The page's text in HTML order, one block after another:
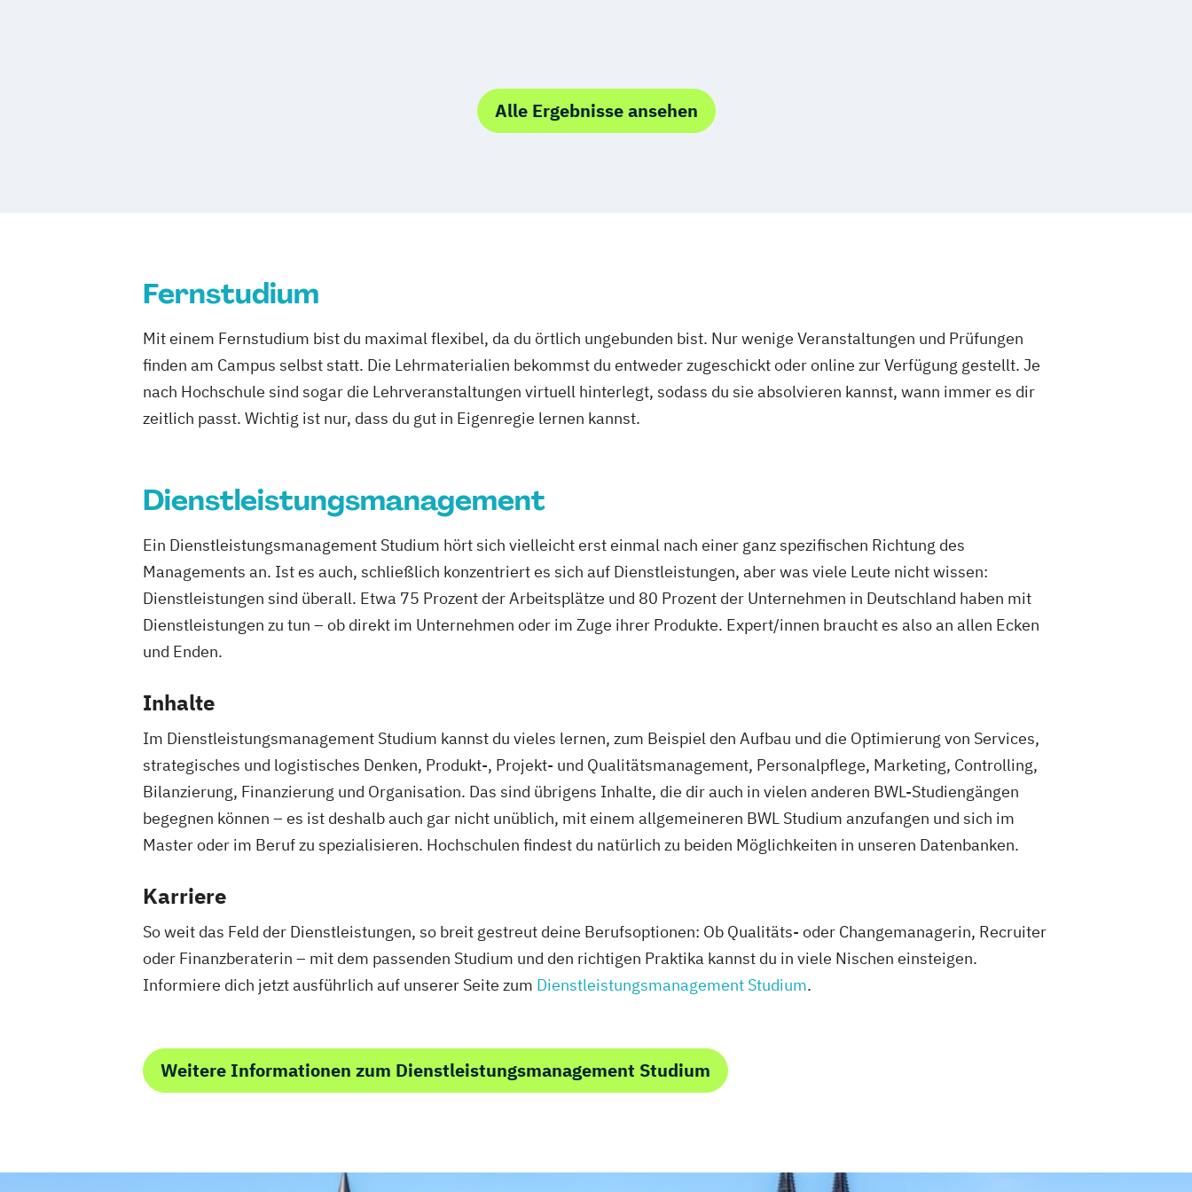
Alle Ergebnisse ansehen
Fernstudium
Mit einem Fernstudium bist du maximal flexibel, da du örtlich ungebunden bist. Nur wenige Veranstaltungen und Prüfungen
finden am Campus selbst statt. Die Lehrmaterialien bekommst du entweder zugeschickt oder online zur Verfügung gestellt. Je
nach Hochschule sind sogar die Lehrveranstaltungen virtuell hinterlegt, sodass du sie absolvieren kannst, wann immer es dir
zeitlich passt. Wichtig ist nur, dass du gut in Eigenregie lernen kannst.
Dienstleistungsmanagement
Ein Dienstleistungsmanagement Studium hört sich vielleicht erst einmal nach einer ganz spezifischen Richtung des
Managements an. Ist es auch, schließlich konzentriert es sich auf Dienstleistungen, aber was viele Leute nicht wissen:
Dienstleistungen sind überall. Etwa 75 Prozent der Arbeitsplätze und 80 Prozent der Unternehmen in Deutschland haben mit
Dienstleistungen zu tun – ob direkt im Unternehmen oder im Zuge ihrer Produkte. Expert/innen braucht es also an allen Ecken
und Enden.
Inhalte
Im Dienstleistungsmanagement Studium kannst du vieles lernen, zum Beispiel den Aufbau und die Optimierung von Services,
strategisches und logistisches Denken, Produkt-, Projekt- und Qualitätsmanagement, Personalpflege, Marketing, Controlling,
Bilanzierung, Finanzierung und Organisation. Das sind übrigens Inhalte, die dir auch in vielen anderen BWL-Studiengängen
begegnen können – es ist deshalb auch gar nicht unüblich, mit einem allgemeineren BWL Studium anzufangen und sich im
Master oder im Beruf zu spezialisieren. Hochschulen findest du natürlich zu beiden Möglichkeiten in unseren Datenbanken.
Karriere
So weit das Feld der Dienstleistungen, so breit gestreut deine Berufsoptionen: Ob Qualitäts- oder Changemanagerin, Recruiter
oder Finanzberaterin – mit dem passenden Studium und den richtigen Praktika kannst du in viele Nischen einsteigen.
Informiere dich jetzt ausführlich auf unserer Seite zum Dienstleistungsmanagement Studium.
Weitere Informationen zum Dienstleistungsmanagement Studium